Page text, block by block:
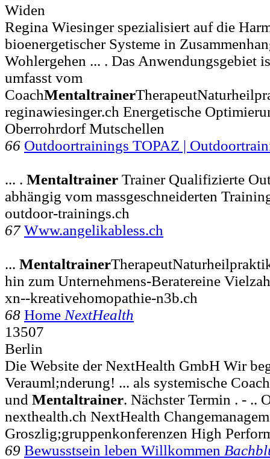
Widen
Regina Wiesinger spezialisiert auf die
bioenergetischer Systeme in
Wohlergehen ... . Das Anwendungsgebiet
umfasst vom
CoachMentaltrainer
reginawiesinger.ch Energetische
Oberrohrdorf Mutschellen
66 Outdoortrainings TOPAZ |
... . Mentaltrainer Trainer Qualifizierte
abhängig vom massgeschneiderten
outdoor-trainings.ch
67 Www.angelikabless.ch
... Mentaltrainer
hin zum Unternehmens-Beratereine
xn--kreativehomopathie-n3b.ch
68 Home NextHealth
13507
Berlin
Die Website der NextHealth GmbH Wir
Verauml;nderung! ... als systemische
und Mentaltrainer. Nächster Termin . - ..
nexthealth.ch NextHealth
Groszlig;gruppenkonferenzen High
69 Bewusstsein leben Willkommen